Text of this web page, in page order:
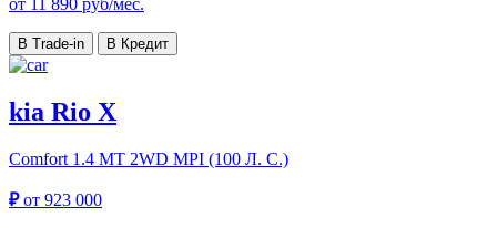
от 11 890 руб/мес.
В Trade-in В Кредит
kia Rio X
Comfort 1.4 МТ 2WD MPI (100 Л. C.)
₽от 923 000